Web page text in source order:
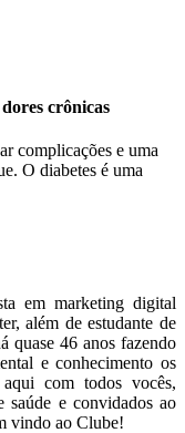
crônicas
complicações e uma
O diabetes é uma
em marketing digital
além de estudante de
quase 46 anos fazendo
e conhecimento os
aqui com todos vocês,
saúde e convidados ao
vindo ao Clube!